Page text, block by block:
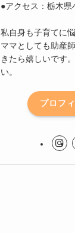
●アクセス：栃木県
私自身も子育てに悩
ママとしても助産
きたら嬉しいです
い。
プロフ